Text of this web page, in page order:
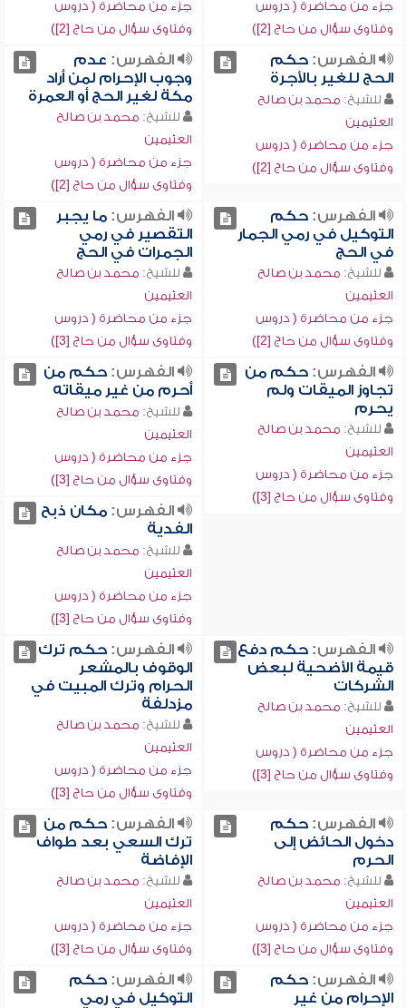
جزء من محاضرة ( دروس
وفتاوى سؤال من حاج [2])
جزء من محاضرة ( دروس
وفتاوى سؤال من حاج [2])
الفهرس:حكم
الحج للغير بالأجرة
للشيخ: محمد بن صالح
العثيمين
جزء من محاضرة ( دروس
وفتاوى سؤال من حاج [2])
الفهرس: عدم
وجوب الإحرام لمن أراد
مكة لغير الحج أو العمرة
للشيخ: محمد بن صالح
العثيمين
جزء من محاضرة ( دروس
وفتاوى سؤال من حاج [2])
الفهرس:حكم
التوكيل في رمي الجمار
في الحج
للشيخ: محمد بن صالح
العثيمين
جزء من محاضرة ( دروس
وفتاوى سؤال من حاج [2])
الفهرس:ما يجبر
التقصير في رمي
الجمرات في الحج
للشيخ: محمد بن صالح
العثيمين
جزء من محاضرة ( دروس
وفتاوى سؤال من حاج [3])
الفهرس:حكم من
تجاوز الميقات ولم
يحرم
للشيخ: محمد بن صالح
العثيمين
جزء من محاضرة ( دروس
وفتاوى سؤال من حاج [3])
الفهرس:حكم من
أحرم من غير ميقاته
للشيخ: محمد بن صالح
العثيمين
جزء من محاضرة ( دروس
وفتاوى سؤال من حاج [3])
الفهرس:مكان ذبح
الفدية
للشيخ: محمد بن صالح
العثيمين
جزء من محاضرة ( دروس
وفتاوى سؤال من حاج [3])
الفهرس:حكم دفع
قيمة الأضحية لبعض
الشركات
للشيخ: محمد بن صالح
العثيمين
جزء من محاضرة ( دروس
وفتاوى سؤال من حاج [3])
الفهرس:حكم ترك
الوقوف بالمشعر
الحرام وترك المبيت في
مزدلفة
للشيخ: محمد بن صالح
العثيمين
جزء من محاضرة ( دروس
وفتاوى سؤال من حاج [3])
الفهرس:حكم
دخول الحائض إلى
الحرم
للشيخ: محمد بن صالح
العثيمين
جزء من محاضرة ( دروس
وفتاوى سؤال من حاج [3])
الفهرس:حكم من
ترك السعي بعد طواف
الإفاضة
للشيخ: محمد بن صالح
العثيمين
جزء من محاضرة ( دروس
وفتاوى سؤال من حاج [3])
الفهرس:حكم
الإحرام من غير
الفهرس:حكم
التوكيل في رمي